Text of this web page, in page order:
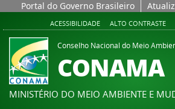
Portal do Governo Brasileiro
ACESSIBILIDADE ALTO CONTRASTE
Conselho Nacional do Meio
CONAMA
MINISTÉRIO DO MEIO AMBIENTE E